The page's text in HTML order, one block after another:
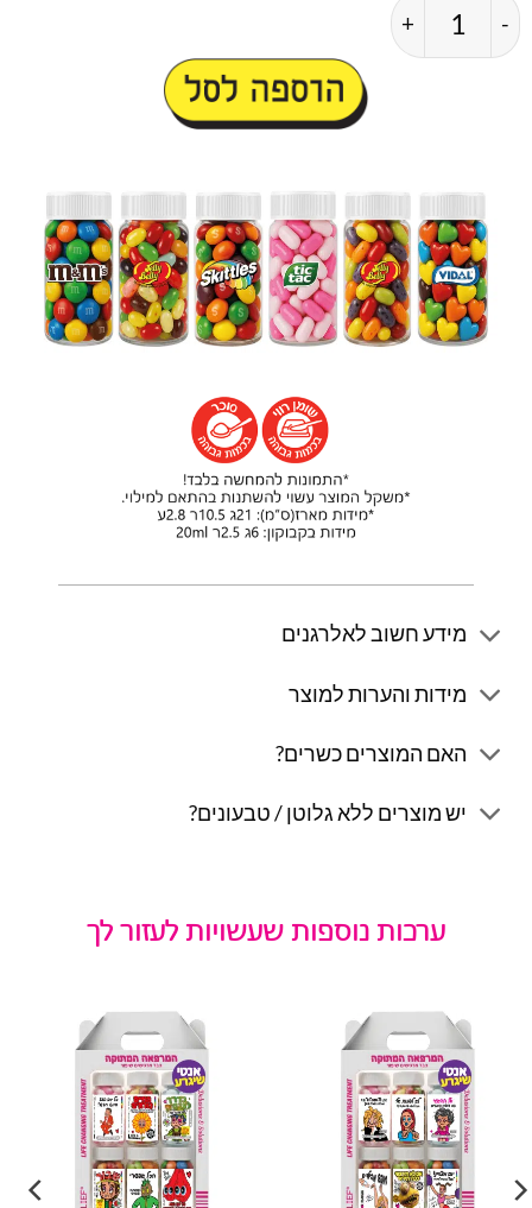
הוספה לסל
המיקסים שבמארז
מידע חשוב לאלרגנים
מידות והערות למוצר
האם המוצרים כשרים?
יש מוצרים ללא גלוטן / טבעונים?
ערכות נוספות שעשויות לעזור לך